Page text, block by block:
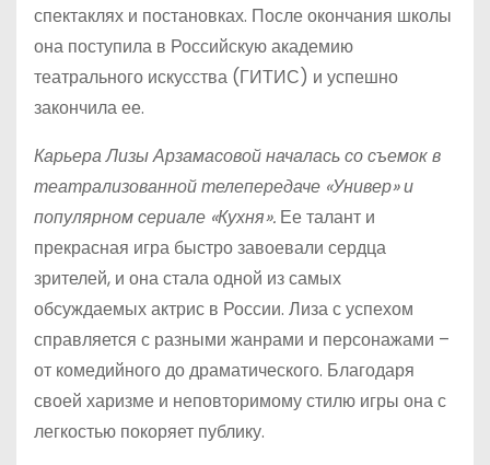
спектаклях и постановках. После окончания школы
она поступила в Российскую академию
театрального искусства (ГИТИС) и успешно
закончила ее.
Карьера Лизы Арзамасовой началась со съемок в
театрализованной телепередаче «Универ» и
популярном сериале «Кухня». Ее талант и
прекрасная игра быстро завоевали сердца
зрителей, и она стала одной из самых
обсуждаемых актрис в России. Лиза с успехом
справляется с разными жанрами и персонажами –
от комедийного до драматического. Благодаря
своей харизме и неповторимому стилю игры она с
легкостью покоряет публику.